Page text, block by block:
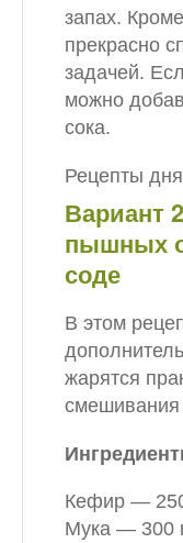
запах.
прекрасно
задачей.
можно
сока.
Рецепты
Вариант
пышных
соде
В этом
жарятся
смешивания
Кефир —
Мука — 300